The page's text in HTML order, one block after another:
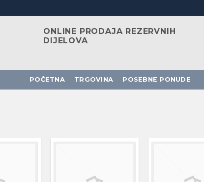
ONLINE PRODAJA REZERVNIH
DIJELOVA
POČETNA TRGOVINA POSEBNE PONUDE